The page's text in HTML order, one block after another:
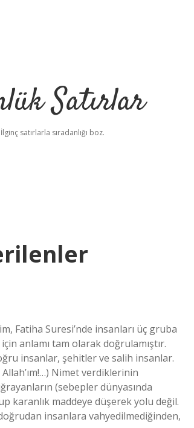
Satırlar
İlginç satırlarla sıradanlığı boz.
Fatiha Suresi’nde insanları üç gruba
anlamı tam olarak doğrulamıştır.
insanlar, şehitler ve salih insanlar.
Nimet verdiklerinin
(sebepler dünyasında
karanlık maddeye düşerek yolu değil.
insanlara vahyedilmediğinden,